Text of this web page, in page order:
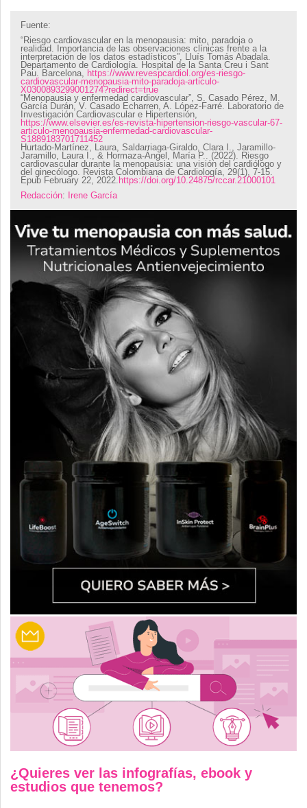
Fuente:
“Riesgo cardiovascular en la menopausia: mito, paradoja o
realidad. Importancia de las observaciones clínicas frente a la
interpretación de los datos estadísticos”, Lluís Tomás Abadala.
Departamento de Cardiología. Hospital de la Santa Creu i Sant
Pau. Barcelona, https://www.revespcardiol.org/es-riesgo-
cardiovascular-menopausia-mito-paradoja-articulo-
X0300893299001274?redirect=true
“Menopausia y enfermedad cardiovascular”, S. Casado Pérez, M.
García Durán, V. Casado Echarren, A. López-Farré. Laboratorio de
Investigación Cardiovascular e Hipertensión,
https://www.elsevier.es/es-revista-hipertension-riesgo-vascular-67-
articulo-menopausia-enfermedad-cardiovascular-
S1889183701711452
Hurtado-Martínez, Laura, Saldarriaga-Giraldo, Clara I., Jaramillo-
Jaramillo, Laura I., & Hormaza-Ángel, María P.. (2022). Riesgo
cardiovascular durante la menopausia: una visión del cardiólogo y
del ginecólogo. Revista Colombiana de Cardiología, 29(1), 7-15.
Epub February 22, 2022. https://doi.org/10.24875/rccar.21000101
Redacción: Irene García
¿Quieres ver las infografías, ebook y
estudios que tenemos?